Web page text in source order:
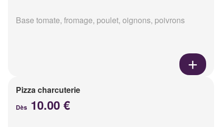
Base tomate, fromage, poulet, oignons, poivrons
Pizza charcuterie
Dès 10.00 €